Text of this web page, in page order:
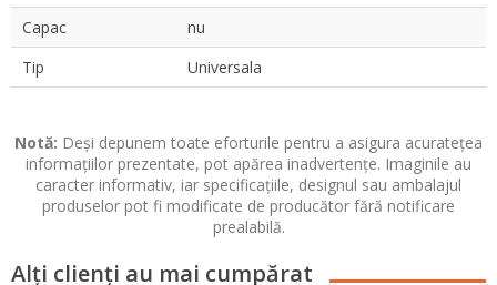
Capac
nu
Tip
Universala
Notă: Deși depunem toate eforturile pentru a asigura acuratețea
informațiilor prezentate, pot apărea inadvertențe. Imaginile au
caracter informativ, iar specificațiile, designul sau ambalajul
produselor pot fi modificate de producător fără notificare
prealabilă.
Alți clienți au mai cumpărat